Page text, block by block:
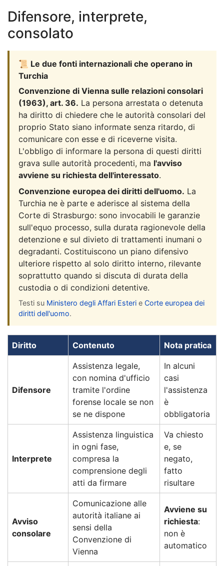
Difensore, interprete,
consolato
📜 Le due fonti internazionali che operano in
Turchia
Convenzione di Vienna sulle relazioni consolari
(1963), art. 36. La persona arrestata o detenuta
ha diritto di chiedere che le autorità consolari del
proprio Stato siano informate senza ritardo, di
comunicare con esse e di riceverne visita.
L'obbligo di informare la persona di questi diritti
grava sulle autorità procedenti, ma l'avviso
avviene su richiesta dell'interessato.
Convenzione europea dei diritti dell'uomo. La
Turchia ne è parte e aderisce al sistema della
Corte di Strasburgo: sono invocabili le garanzie
sull'equo processo, sulla durata ragionevole della
detenzione e sul divieto di trattamenti inumani o
degradanti. Costituiscono un piano difensivo
ulteriore rispetto al solo diritto interno, rilevante
soprattutto quando si discuta di durata della
custodia o di condizioni detentive.
Testi su Ministero degli Affari Esteri e Corte europea dei
diritti dell'uomo.
Diritto Contenuto Nota pratica
Difensore
Assistenza legale,
con nomina d'ufficio
tramite l'ordine
forense locale se non
se ne dispone
In alcuni
casi
l'assistenza
è
obbligatoria
Interprete
Assistenza linguistica
in ogni fase,
compresa la
comprensione degli
atti da firmare
Va chiesto
e, se
negato,
fatto
risultare
Avviso
consolare
Comunicazione alle
autorità italiane ai
sensi della
Convenzione di
Vienna
Avviene su
richiesta:
non è
automatico